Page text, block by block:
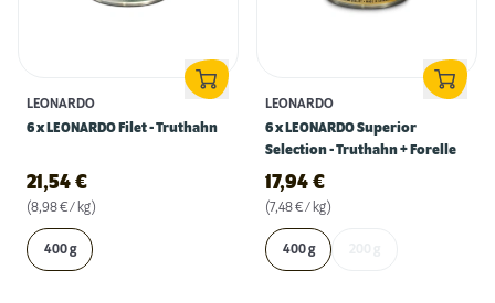
LEONARDO
6 x LEONARDO Filet - Truthahn
21,54 €
(8,98 € / kg)
400 g
LEONARDO
6 x LEONARDO Superior
Selection - Truthahn + Forelle
17,94 €
(7,48 € / kg)
400 g